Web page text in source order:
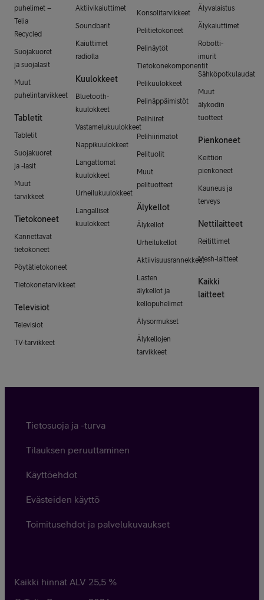
puhelimet –
Telia
Recycled
Suojakuoret
ja suojalasit
Muut
puhelintarvikkeet
Tabletit
Tabletit
Suojakuoret
ja -lasit
Muut
tarvikkeet
Tietokoneet
Kannettavat
tietokoneet
Pöytätietokoneet
Tietokonetarvikkeet
Televisiot
Televisiot
TV-tarvikkeet
Aktiivikaiuttimet
Soundbarit
Kaiuttimet
radiolla
Kuulokkeet
Bluetooth-
kuulokkeet
Vastamelukuulokkeet
Nappikuulokkeet
Langattomat
kuulokkeet
Urheilukuulokkeet
Langalliset
kuulokkeet
Konsolitarvikkeet
Pelitietokoneet
Pelinäytöt
Tietokonekomponentit
Pelikuulokkeet
Pelinäppäimistöt
Pelihiiret
Pelihiirimatot
Pelituolit
Muut
pelituotteet
Älykellot
Älykellot
Urheilukellot
Aktiivisuusrannekkeet
Lasten
älykellot ja
kellopuhelimet
Älysormukset
Älykellojen
tarvikkeet
Älyvalaistus
Älykaiuttimet
Robotti-
imurit
Sähköpotkulaudat
Muut
älykodin
tuotteet
Pienkoneet
Keittiön
pienkoneet
Kauneus ja
terveys
Nettilaitteet
Reitittimet
Mesh-laitteet
Kaikki
laitteet
Tietosuoja ja -turva
Tilauksen peruuttaminen
Käyttöehdot
Evästeiden käyttö
Toimitusehdot ja palvelukuvaukset
Kaikki hinnat ALV 25,5 %